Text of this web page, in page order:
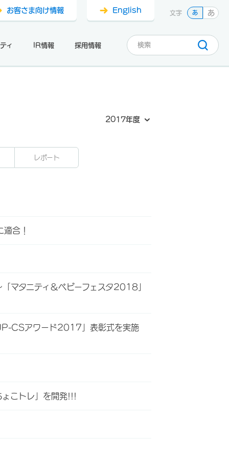
ィ IR情報 採用情報
お客さま向け情報 English 文字 あ あ
2017年度
レポート
合！
マタニティ＆ベビーフェスタ2018」
CSアワード2017」表彰式を実施
こトレ」を開発!!!